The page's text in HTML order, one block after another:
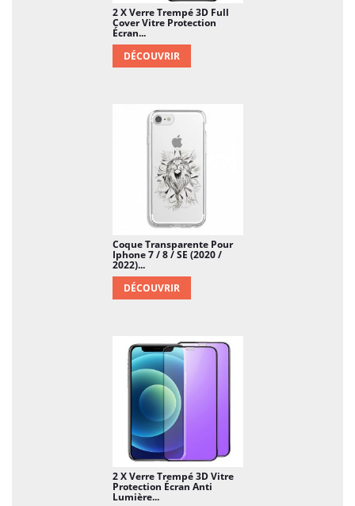
Pour assurer un max, n’oubliez pas de
commander votre film de protection !
2 X Verre Trempé 3D Full
Cover Vitre Protection
Écran...
DÉCOUVRIR
Coque Transparente Pour
Iphone 7 / 8 / SE (2020 /
2022)...
DÉCOUVRIR
2 X Verre Trempé 3D Vitre
Protection Écran Anti
Lumière...